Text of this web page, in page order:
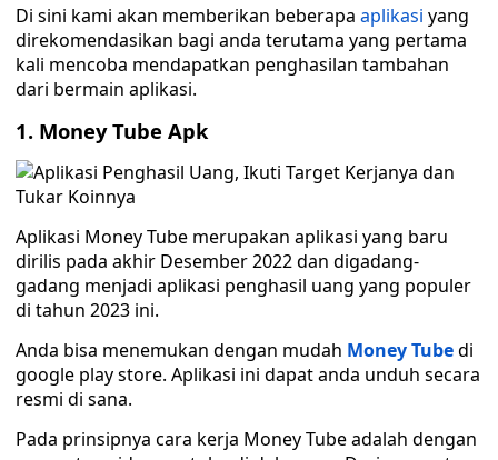
Di sini kami akan memberikan beberapa aplikasi yang
direkomendasikan bagi anda terutama yang pertama
kali mencoba mendapatkan penghasilan tambahan
dari bermain aplikasi.
1. Money Tube Apk
Aplikasi Money Tube merupakan aplikasi yang baru
dirilis pada akhir Desember 2022 dan digadang-
gadang menjadi aplikasi penghasil uang yang populer
di tahun 2023 ini.
Anda bisa menemukan dengan mudah Money Tubedi
google play store. Aplikasi ini dapat anda unduh secara
resmi di sana.
Pada prinsipnya cara kerja Money Tube adalah dengan